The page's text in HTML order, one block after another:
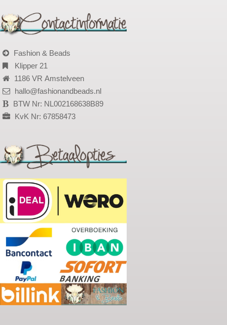
Fashion & Beads
Klipper 21
1186 VR Amstelveen
hallo@fashionandbeads.nl
BTW Nr: NL002168638B89
KvK Nr: 67858473